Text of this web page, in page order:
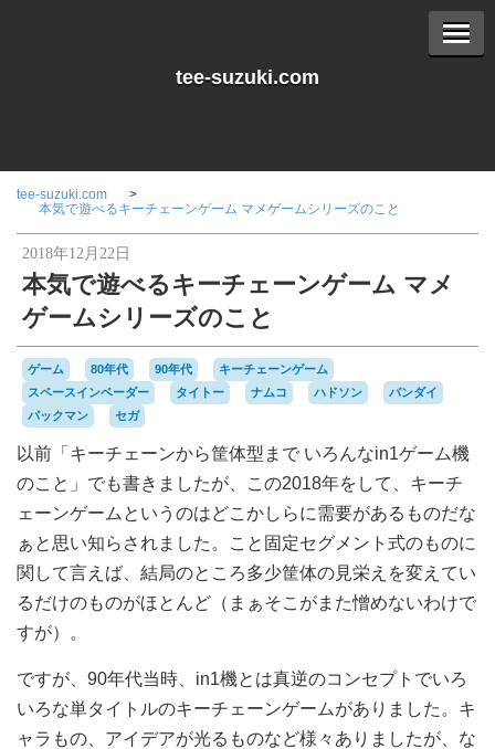
tee-suzuki.com
tee-suzuki.com
本気で遊べるキーチェーンゲーム マメゲームシリーズのこと
2018年12月22日
本気で遊べるキーチェーンゲーム マメ
ゲームシリーズのこと
ゲーム 80年代 90年代
キーチェーンゲーム
スペースインベーダー
タイトー ナムコ ハドソン
バンダイ
パックマン
セガ
以前「キーチェーンから筐体型まで いろんなin1ゲーム機
のこと」でも書きましたが、この2018年をして、キーチ
ェーンゲームというのはどこかしらに需要があるものだな
ぁと思い知らされました。こと固定セグメント式のものに
関して言えば、結局のところ多少筐体の見栄えを変えてい
るだけのものがほとんど（まぁそこがまた憎めないわけで
すが）。
ですが、90年代当時、in1機とは真逆のコンセプトでいろ
いろな単タイトルのキーチェーンゲームがありました。キ
ャラもの、アイデアが光るものなど様々ありましたが、な